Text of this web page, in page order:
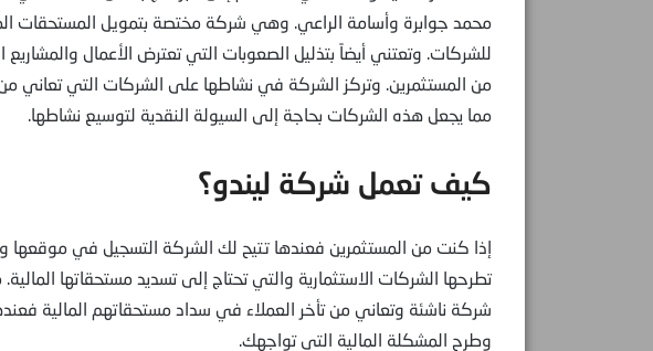
محمد جوابرة وأسامة الراعي. وهي شركة مختصة بتمويل المستحقات
للشركات. وتعتني أيضاً بتذليل الصعوبات التي تعترض الأعمال
من المستثمرين. وتركز الشركة في نشاطها على الشركات التي تعاني من
مما يجعل هذه الشركات بحاجة إلى السيولة النقدية لتوسيع نشاطها.
كيف تعمل شركة ليندو؟
إذا كنت من المستثمرين فعندها تتيح لك الشركة التسجيل في موقعها
تطرحها الشركات الاستثمارية والتي تحتاج إلى تسديد مستحقاتها
شركة ناشئة وتعاني من تأخر العملاء في سداد مستحقاتهم المالية
وطرح المشكلة المالية التي تواجهك.